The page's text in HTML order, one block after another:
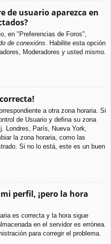
de usuario aparezca en
en "Preferencias de Foros",
de conexións . Habilite esta opción
Moderadores y usted mismo.
a otra zona horaria. Si
de Usuario y defina su zona
Londres, París, Nueva York,
la zona horaria, como las
Si no lo está, este es un buen
perfil, ¡pero la hora
es correcta y la hora sigue
en el servidor es errónea.
para corregir el problema.